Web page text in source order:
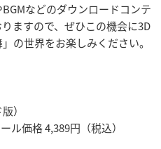
などのダウンロードコンテ
ますので、ぜひこの機会に3D
の世界をお楽しみください。
）
ル価格 4,389円（税込）